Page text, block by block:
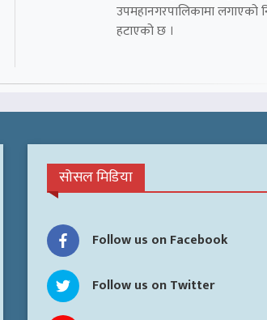
उपमहानगरपालिकामा लगाएको
हटाएको छ ।
सोसल मिडिया
Follow us on Facebook
Follow us on Twitter